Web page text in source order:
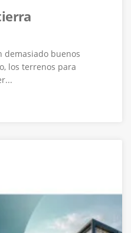
demasiado buenos
los terrenos para